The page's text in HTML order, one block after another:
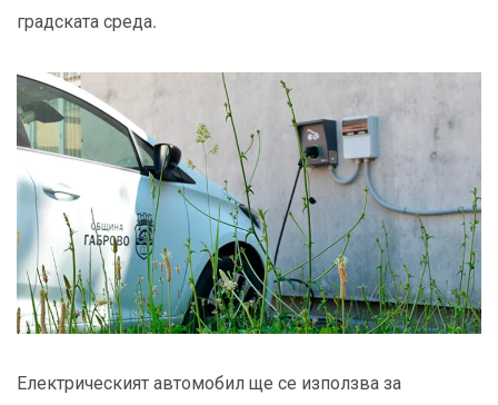
градската среда.
Електрическият автомобил ще се използва за